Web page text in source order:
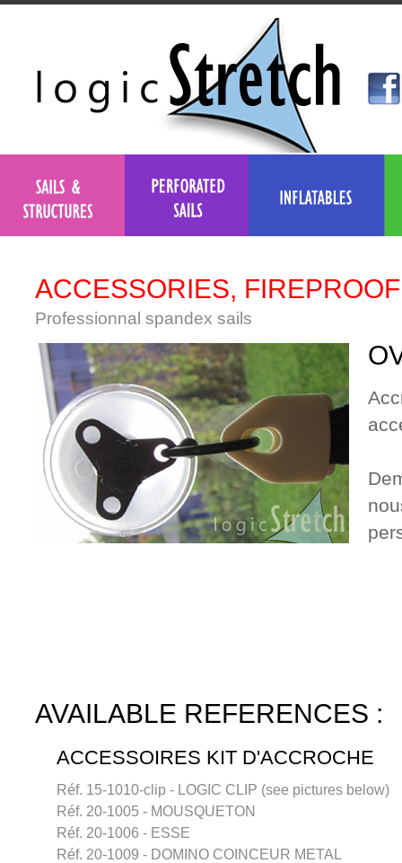
ACCESSORIES,
Professionnal spandex sails
AVAILABLE REFERENCES :
ACCESSOIRES KIT D'ACCROCHE
Réf. 15-1010-clip - LOGIC CLIP (see pictures below)
Réf. 20-1005 - MOUSQUETON
Réf. 20-1006 - ESSE
Réf. 20-1009 - DOMINO COINCEUR METAL